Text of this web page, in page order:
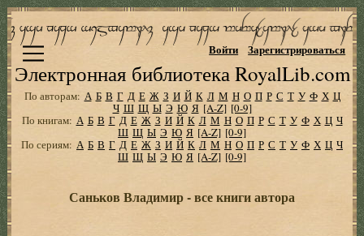
Электронная библиотека RoyalLib.com
Войти Зарегистрироваться
По авторам: А Б В Г Д Е Ж З И Й К Л М Н О П Р С Т У Ф Х Ц
Ч Ш Щ Ы Э Ю Я [A-Z] [0-9]
По книгам: А Б В Г Д Е Ж З И Й К Л М Н О П Р С Т У Ф Х Ц Ч
Ш Щ Ы Э Ю Я [A-Z] [0-9]
По сериям: А Б В Г Д Е Ж З И Й К Л М Н О П Р С Т У Ф Х Ц Ч
Ш Щ Ы Э Ю Я [A-Z] [0-9]
Саньков Владимир - все книги автора